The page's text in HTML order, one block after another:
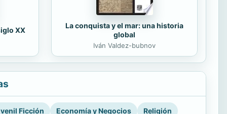
XX
La conquista y el mar: una historia
global
Iván Valdez-bubnov
Ficción Economía y Negocios Religión